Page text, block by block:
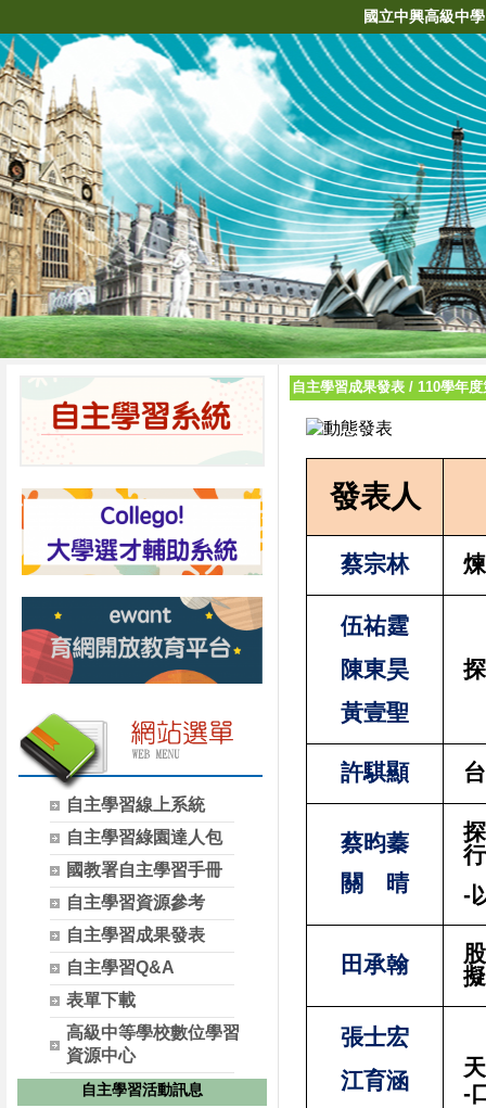
國立中興高級中學
自主學習線上系統
自主學習綠園達人包
國教署自主學習手冊
自主學習資源參考
自主學習成果發表
自主學習Q&A
表單下載
高級中等學校數位學習
資源中心
自主學習活動訊息
自主學習成果發表 / 110學年
發表人
蔡宗林
伍祐霆
陳東昊
黃壹聖
許騏顯
蔡昀蓁
關 晴
-
田承翰
張士宏
江育涵
-